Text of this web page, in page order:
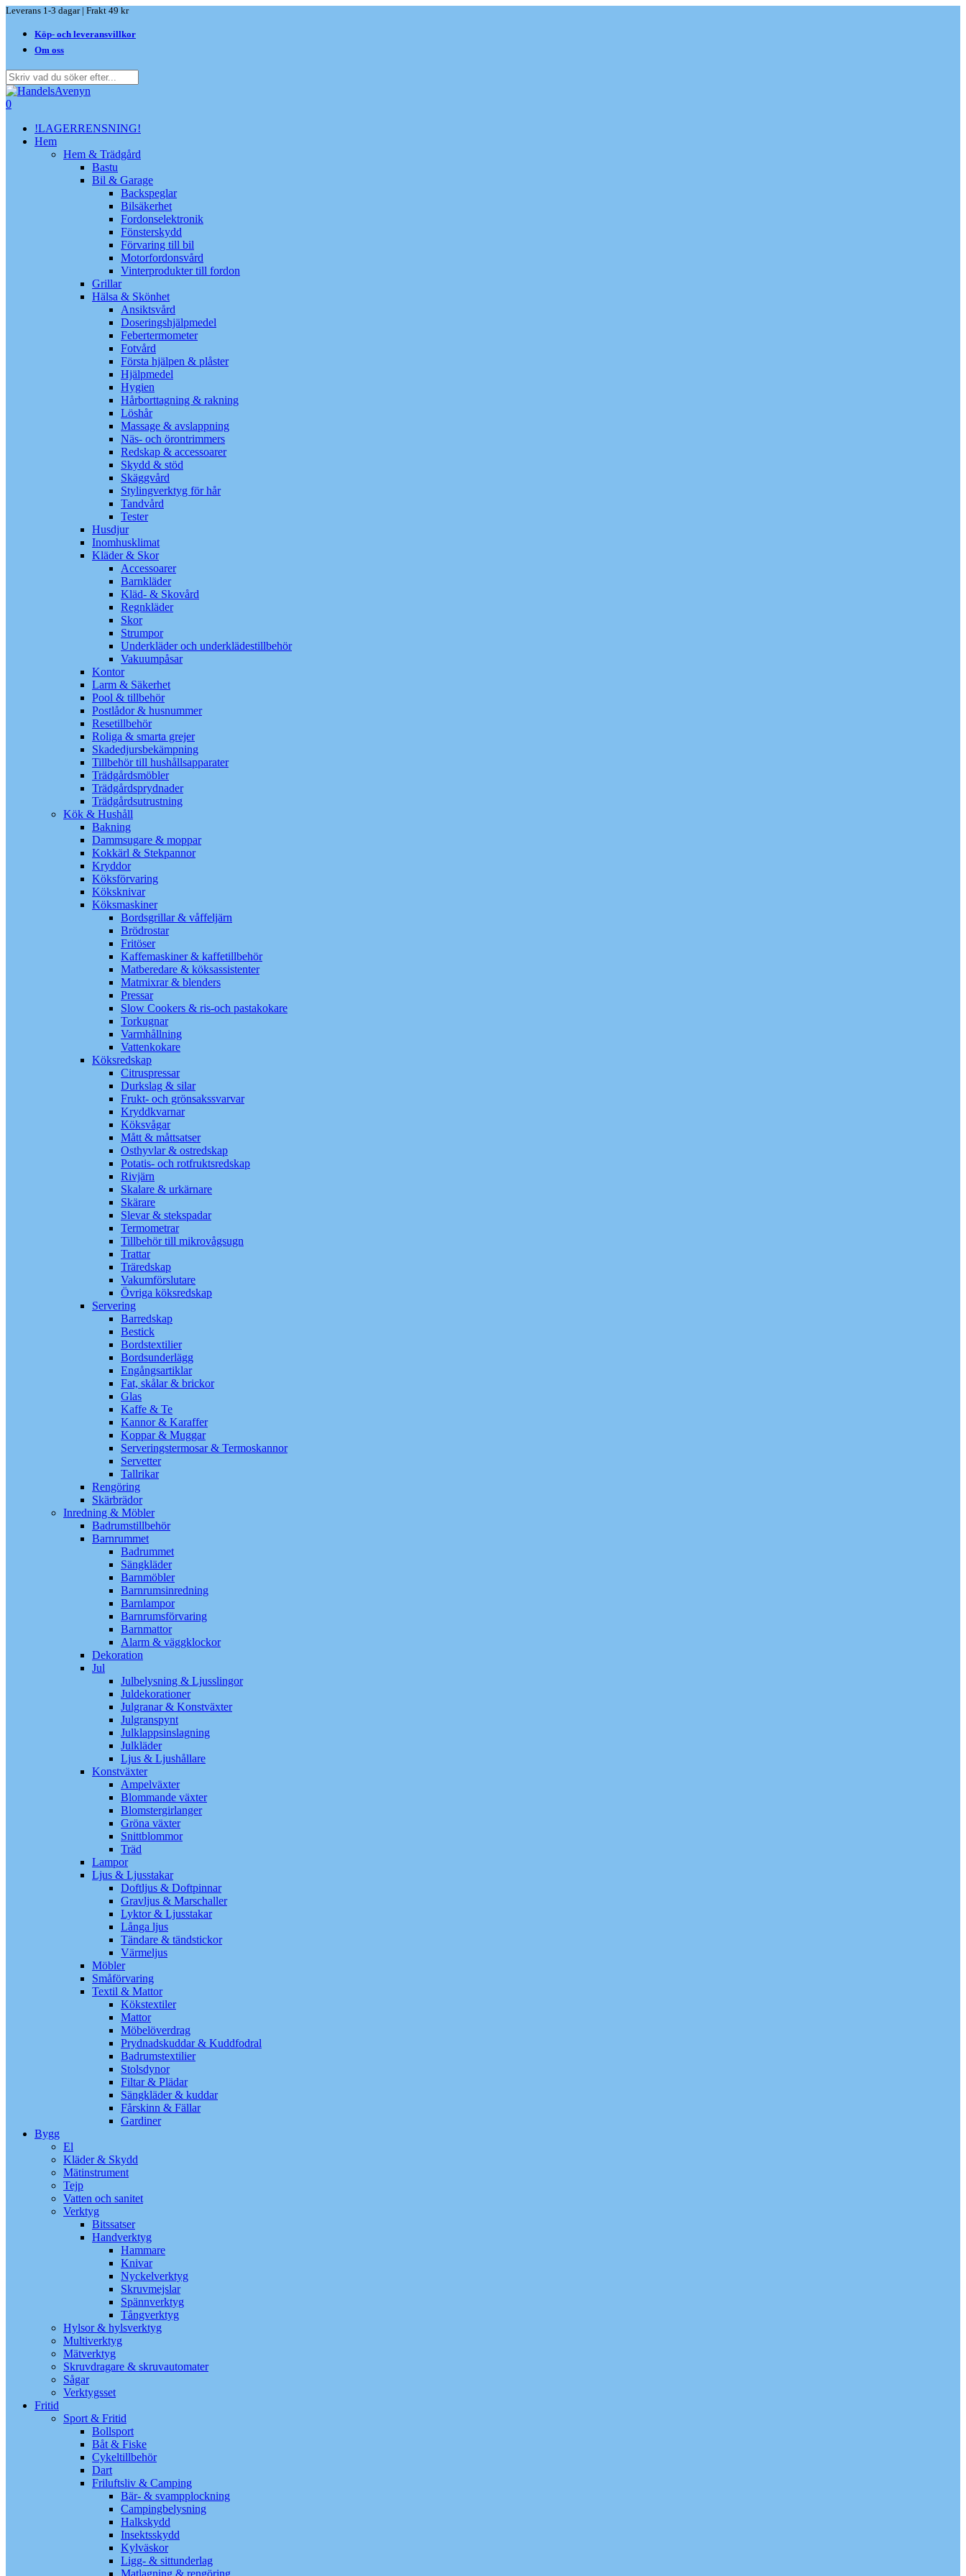
Skip
main
content
Leverans 1-3 dagar | Frakt 49 kr
Köp- och leveransvillkor
Om oss
Close
Search
search
0
!LAGERRENSNING!
Hem
Hem & Trädgård
Bastu
Bil & Garage
Backspeglar
Bilsäkerhet
Fordonselektronik
Fönsterskydd
Förvaring till bil
Motorfordonsvård
Vinterprodukter till fordon
Grillar
Hälsa & Skönhet
Ansiktsvård
Doseringshjälpmedel
Febertermometer
Fotvård
Första hjälpen & plåster
Hjälpmedel
Hygien
Hårborttagning & rakning
Löshår
Massage & avslappning
Näs- och örontrimmers
Redskap & accessoarer
Skydd & stöd
Skäggvård
Stylingverktyg för hår
Tandvård
Tester
Husdjur
Inomhusklimat
Kläder & Skor
Accessoarer
Barnkläder
Kläd- & Skovård
Regnkläder
Skor
Strumpor
Underkläder och underklädestillbehör
Vakuumpåsar
Kontor
Larm & Säkerhet
Pool & tillbehör
Postlådor & husnummer
Resetillbehör
Roliga & smarta grejer
Skadedjursbekämpning
Tillbehör till hushållsapparater
Trädgårdsmöbler
Trädgårdsprydnader
Trädgårdsutrustning
Kök & Hushåll
Bakning
Dammsugare & moppar
Kokkärl & Stekpannor
Kryddor
Köksförvaring
Köksknivar
Köksmaskiner
Bordsgrillar & våffeljärn
Brödrostar
Fritöser
Kaffemaskiner & kaffetillbehör
Matberedare & köksassistenter
Matmixrar & blenders
Pressar
Slow Cookers & ris-och pastakokare
Torkugnar
Varmhållning
Vattenkokare
Köksredskap
Citruspressar
Durkslag & silar
Frukt- och grönsakssvarvar
Kryddkvarnar
Köksvågar
Mått & måttsatser
Osthyvlar & ostredskap
Potatis- och rotfruktsredskap
Rivjärn
Skalare & urkärnare
Skärare
Slevar & stekspadar
Termometrar
Tillbehör till mikrovågsugn
Trattar
Träredskap
Vakumförslutare
Övriga köksredskap
Servering
Barredskap
Bestick
Bordstextilier
Bordsunderlägg
Engångsartiklar
Fat, skålar & brickor
Glas
Kaffe & Te
Kannor & Karaffer
Koppar & Muggar
Serveringstermosar & Termoskannor
Servetter
Tallrikar
Rengöring
Skärbrädor
Inredning & Möbler
Badrumstillbehör
Barnrummet
Badrummet
Sängkläder
Barnmöbler
Barnrumsinredning
Barnlampor
Barnrumsförvaring
Barnmattor
Alarm & väggklockor
Dekoration
Jul
Julbelysning & Ljusslingor
Juldekorationer
Julgranar & Konstväxter
Julgranspynt
Julklappsinslagning
Julkläder
Ljus & Ljushållare
Konstväxter
Ampelväxter
Blommande växter
Blomstergirlanger
Gröna växter
Snittblommor
Träd
Lampor
Ljus & Ljusstakar
Doftljus & Doftpinnar
Gravljus & Marschaller
Lyktor & Ljusstakar
Långa ljus
Tändare & tändstickor
Värmeljus
Möbler
Småförvaring
Textil & Mattor
Kökstextiler
Mattor
Möbelöverdrag
Prydnadskuddar & Kuddfodral
Badrumstextilier
Stolsdynor
Filtar & Plädar
Sängkläder & kuddar
Fårskinn & Fällar
Gardiner
Bygg
El
Kläder & Skydd
Mätinstrument
Tejp
Vatten och sanitet
Verktyg
Bitssatser
Handverktyg
Hammare
Knivar
Nyckelverktyg
Skruvmejslar
Spännverktyg
Tångverktyg
Hylsor & hylsverktyg
Multiverktyg
Mätverktyg
Skruvdragare & skruvautomater
Sågar
Verktygsset
Fritid
Sport & Fritid
Bollsport
Båt & Fiske
Cykeltillbehör
Dart
Friluftsliv & Camping
Bär- & svampplockning
Campingbelysning
Halkskydd
Insektsskydd
Kylväskor
Ligg- & sittunderlag
Matlagning & rengöring